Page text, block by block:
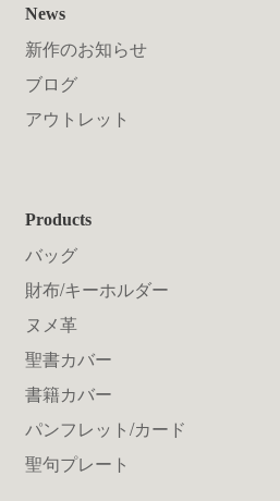
News
新作のお知らせ
ブログ
アウトレット
Products
バッグ
財布/キーホルダー
ヌメ革
聖書カバー
書籍カバー
パンフレット/カード
聖句プレート